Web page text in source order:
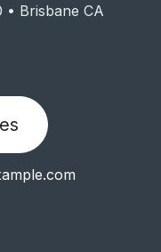
Brisbane CA